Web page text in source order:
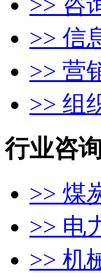
>> 信
>> 营
>> 组
行业咨询
>> 煤
>> 电
>> 机